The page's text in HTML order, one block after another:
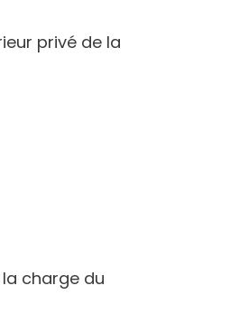
privé de la
charge du